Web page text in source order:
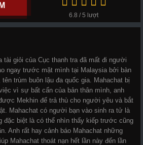
6.8 / 5 lượt
tài giỏi của Cục thanh tra đã mất đi người
ngay trước mặt mình tại Malaysia bởi bàn
trùm buôn lậu đa quốc gia. Mahachat bị
vì sự bất cẩn của bản thân mình, anh
Mekhin để trả thù cho người yêu và bắt
Mahachat có người bạn vào sinh ra tử là
đặc biệt là có thể nhìn thấy kiếp trước cũng
Anh rất hay cảnh báo Mahachat những
Mahachat thoát nạn hết lần này đến lần